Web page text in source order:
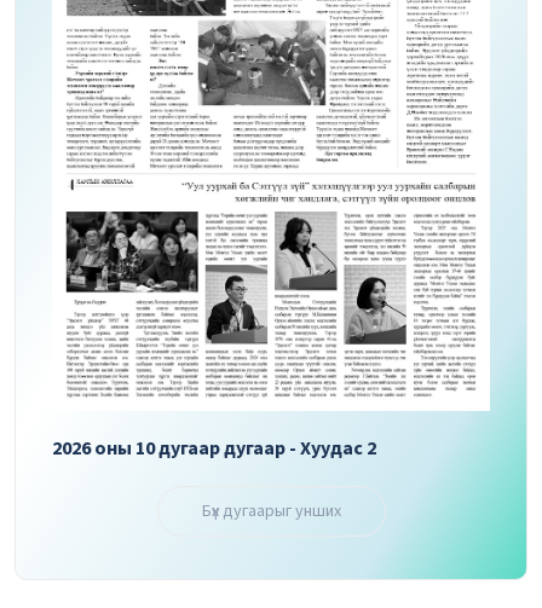
2026 оны 10 дугаар дугаар - Хуудас 3
Бүх дугаарыг унших